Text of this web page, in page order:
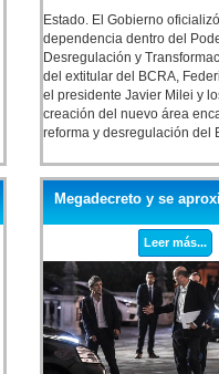
Estado. El Gobierno
dependencia dentro del
Desregulación y
del extitular del BCRA,
el presidente Javier Milei y
creación del nuevo área
reforma y desregulación del
Megadecreto y se
Leer más...